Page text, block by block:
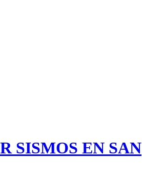
SISMOS EN SAN